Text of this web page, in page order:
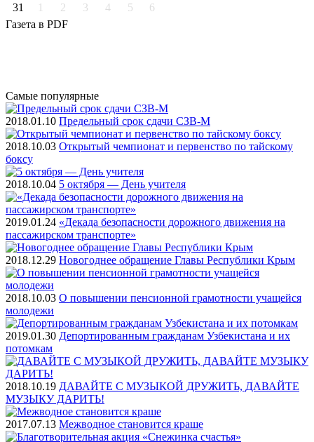
31
1 2 3 4 5
6
Газета в PDF
Самые популярные
2018.01.10 Предельный срок сдачи СЗВ-М
2018.10.03 Открытый чемпионат и первенство по тайскому
боксу
2018.10.04 5 октября — День учителя
2019.01.24 «Декада безопасности дорожного движения на
пассажирском транспорте»
2018.12.29 Новогоднее обращение Главы Республики Крым
2018.10.03 О повышении пенсионной грамотности учащейся
молодежи
2019.01.30 Депортированным гражданам Узбекистана и их
потомкам
2018.10.19 ДАВАЙТЕ С МУЗЫКОЙ ДРУЖИТЬ, ДАВАЙТЕ
МУЗЫКУ ДАРИТЬ!
2017.07.13 Межводное становится краше